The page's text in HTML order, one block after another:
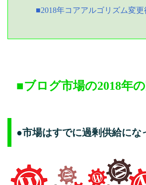
■2018年コアアルゴリズム変更
■ブログ市場の2018年
●市場はすでに過剰供給にな